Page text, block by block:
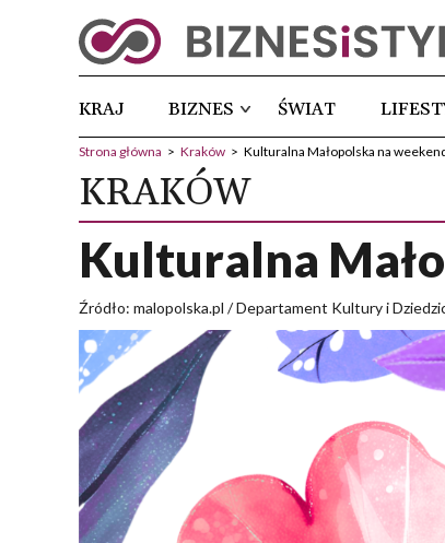
KRAJ BIZNES ŚWIAT
Strona główna > Kraków > Kulturalna Małopolska na
KRAKÓW
Kulturalna
Źródło: malopolska.pl / Departament Kultury i